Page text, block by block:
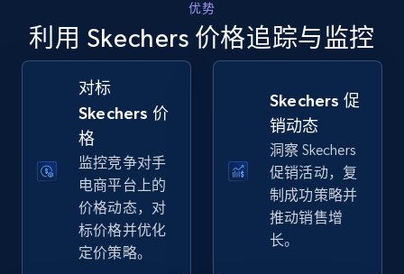
Walmart - products - Collects products by
specific keywords
URL, Final price, Sku, Currency, Gtin,
Specifications, Image urls, Top reviews, and
more.
5.6K+ 876+ 立即开始
Walmart - products - Discover products by
using sku numbers
优势
利用 Skechers 价格追踪与监控
对标
Skechers 价
格
监控竞争对手
电商平台上的
价格动态，对
标价格并优化
定价策略。
Skechers 促
销动态
洞察 Skechers
促销活动，复
制成功策略并
推动销售增
长。